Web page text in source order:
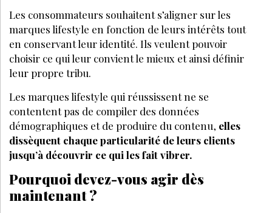
Les consommateurs souhaitent s’aligner sur les
marques lifestyle en fonction de leurs intérêts tout
en conservant leur identité. Ils veulent pouvoir
choisir ce qui leur convient le mieux et ainsi définir
leur propre tribu.
Les marques lifestyle qui réussissent ne se
contentent pas de compiler des données
démographiques et de produire du contenu, elles
dissèquent chaque particularité de leurs clients
jusqu’à découvrir ce qui les fait vibrer.
Pourquoi devez-vous agir dès
maintenant ?